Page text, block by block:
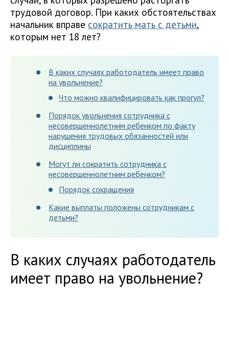
трудовой договор. При каких обстоятельствах
начальник вправе сократить мать с детьми,
которым нет 18 лет?
В каких случаях работодатель имеет право
на увольнение?
Что можно квалифицировать как прогул?
Порядок увольнения сотрудника с
несовершеннолетним ребенком по факту
нарушения трудовых обязанностей или
дисциплины
Могут ли сократить сотрудника с
несовершеннолетним ребенком?
Порядок сокращения
Какие выплаты положены сотрудникам с
детьми?
В каких случаях работодатель
имеет право на увольнение?